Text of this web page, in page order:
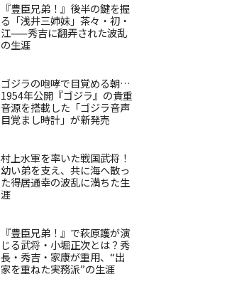
『豊臣兄弟！』後半の鍵を握
る「浅井三姉妹」茶々・初・
江——秀吉に翻弄された波乱
の生涯
ゴジラの咆哮で目覚める朝…
1954年公開『ゴジラ』の貴重
音源を搭載した「ゴジラ音声
目覚まし時計」が新発売
村上水軍を率いた戦国武将！
幼い弟を支え、共に海へ散っ
た得居通幸の波乱に満ちた生
涯
『豊臣兄弟！』で萩原護が演
じる武将・小堀正次とは？秀
長・秀吉・家康が重用、“出
家を重ねた実務派”の生涯